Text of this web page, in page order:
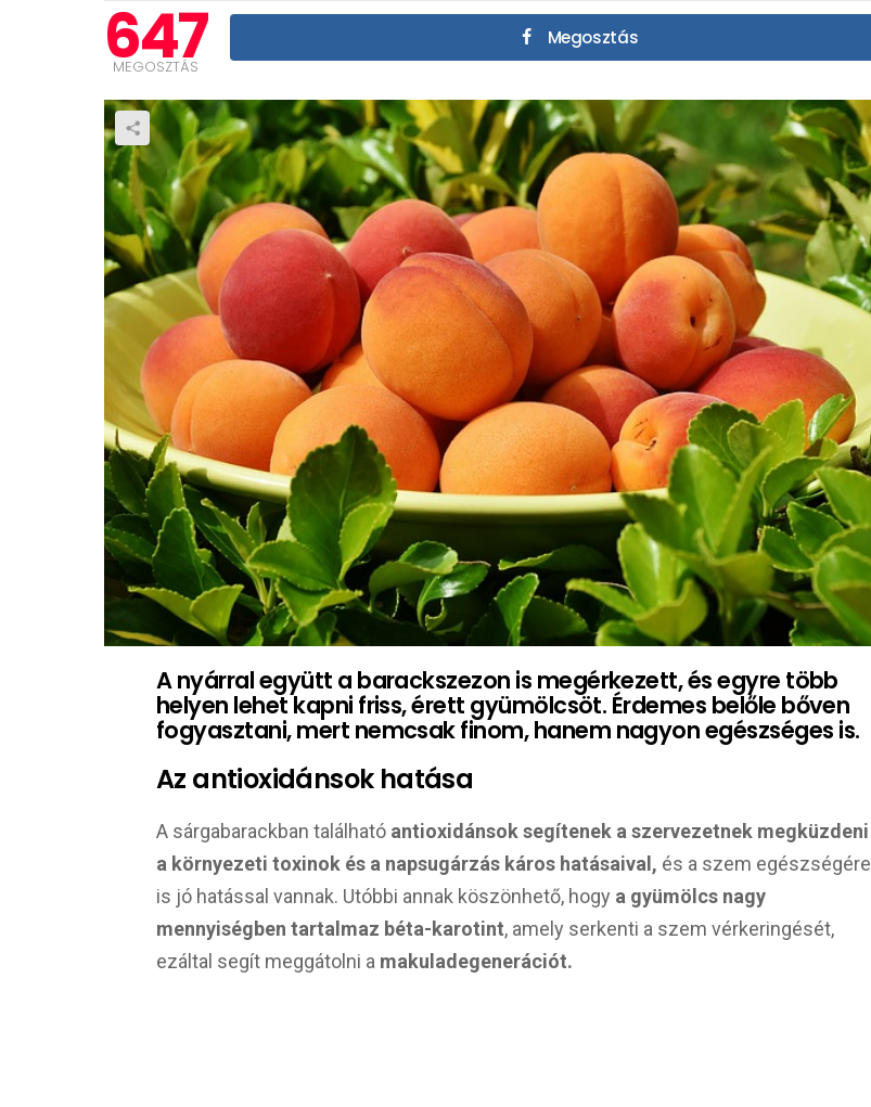
647
MEGOSZTÁS
Megosztás
A nyárral együtt a barackszezon is megérkezett, és egyre több
helyen lehet kapni friss, érett gyümölcsöt. Érdemes belőle bőven
fogyasztani, mert nemcsak finom, hanem nagyon egészséges is.
Az antioxidánsok hatása
A sárgabarackban található antioxidánsok segítenek a szervezetnek megküzdeni
a környezeti toxinok és a napsugárzás káros hatásaival, és a szem egészségére
is jó hatással vannak. Utóbbi annak köszönhető, hogy a gyümölcs nagy
mennyiségben tartalmaz béta-karotint, amely serkenti a szem vérkeringését,
ezáltal segít meggátolni a makuladegenerációt.